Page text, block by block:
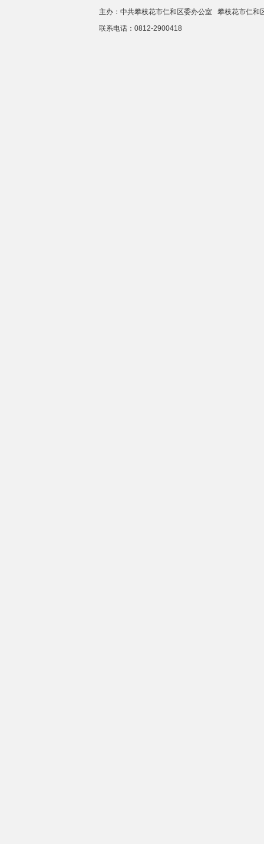
主办：中共攀枝花市仁和区委办公室 攀枝花市仁
联系电话：0812-2900418